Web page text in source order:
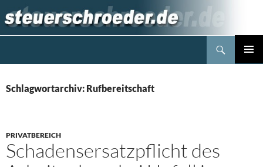
Inhalt
springen
Schlagwortarchiv: Rufbereitschaft
PRIVATBEREICH
Schadensersatzpflicht des